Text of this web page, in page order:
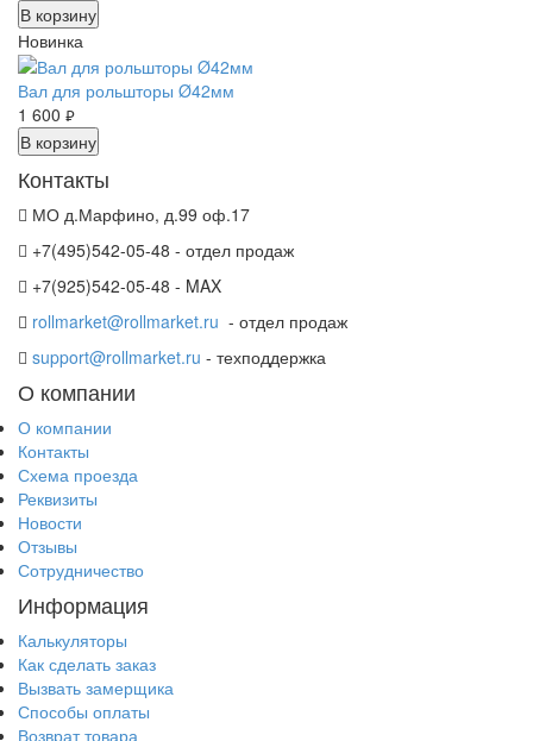
В корзину
Новинка
Вал для рольшторы Ø42мм
1 600 руб.
В корзину
Контакты
МО д.Марфино, д.99 оф.17
+7(495)542-05-48 - отдел продаж
+7(925)542-05-48 - MAX
rollmarket@rollmarket.ru - отдел продаж
support@rollmarket.ru - техподдержка
О компании
О компании
Контакты
Схема проезда
Реквизиты
Новости
Отзывы
Сотрудничество
Информация
Калькуляторы
Как сделать заказ
Вызвать замерщика
Способы оплаты
Возврат товара